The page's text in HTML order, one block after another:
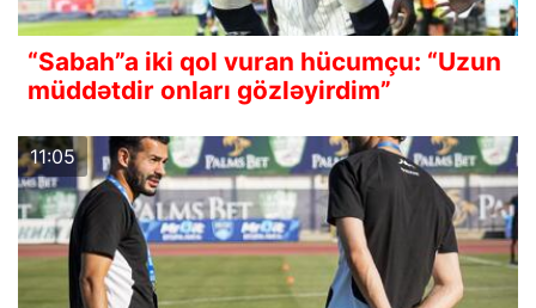
“Sabah”a iki qol vuran hücumçu: “Uzun
müddətdir onları gözləyirdim”
11:05